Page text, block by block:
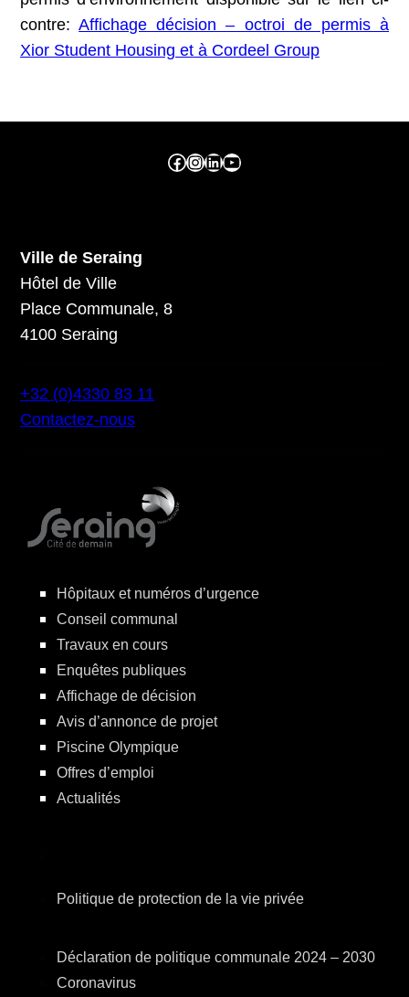
contre:Affichage décision – octroi de permis à
Xior Student Housing et à Cordeel Group
Facebook ville de seraing Instragram ville de seraing linkedin – ville de seraing YouTube
Ville de Seraing
Hôtel de Ville
Place Communale, 8
4100 Seraing
+32 (0)4330 83 11
Contactez-nous
Hôpitaux et numéros d’urgence
Conseil communal
Travaux en cours
Enquêtes publiques
Affichage de décision
Avis d’annonce de projet
Piscine Olympique
Offres d’emploi
Actualités
Politique de protection de la vie privée
Déclaration de politique communale 2024 – 2030
Coronavirus